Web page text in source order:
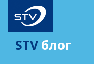
STV блог